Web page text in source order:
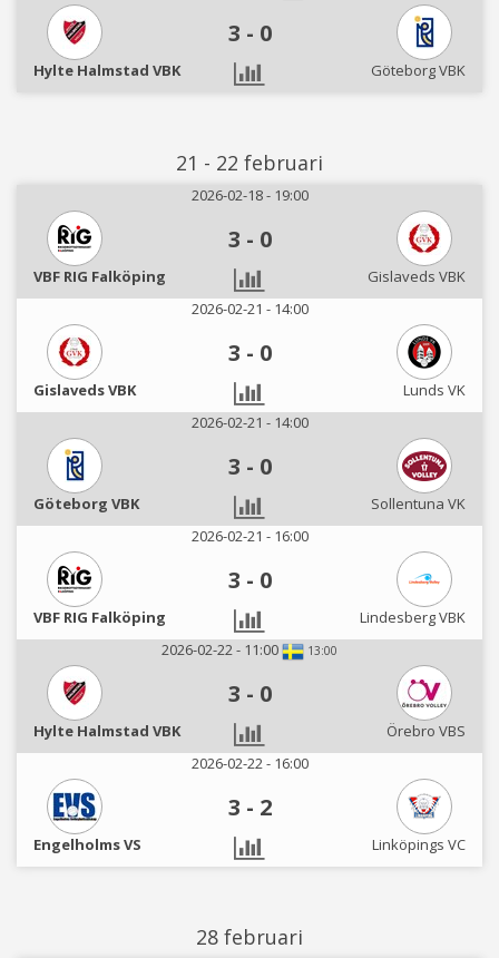
3 - 0
Hylte Halmstad VBK Göteborg VBK
21 - 22 februari
2026-02-18 - 19:00
3 - 0
VBF RIG Falköping
Gislaveds VBK
2026-02-21 - 14:00
3 - 0
Gislaveds VBK
Lunds VK
2026-02-21 - 14:00
3 - 0
Göteborg VBK
Sollentuna VK
2026-02-21 - 16:00
3 - 0
VBF RIG Falköping
Lindesberg VBK
2026-02-22 - 11:00
13:00
3 - 0
Hylte Halmstad VBK
Örebro VBS
2026-02-22 - 16:00
3 - 2
Engelholms VS Linköpings VC
28 februari